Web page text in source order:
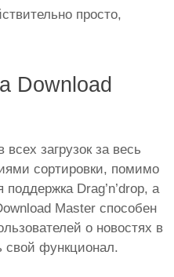
просто,
Download
загрузок за весь
сортировки, помимо
поддержка Drag’n’drop, а
Master способен
о новостях в
свой функционал.